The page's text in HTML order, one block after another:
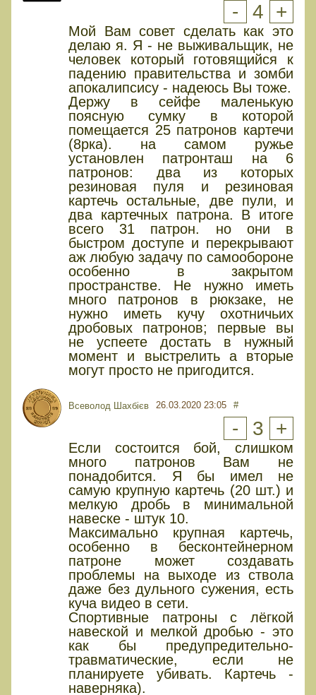
- 4 +
Мой Вам совет сделать как это
делаю я. Я - не выживальщик, не
человек который готовящийся к
падению правительства и зомби
апокалипсису - надеюсь Вы тоже.
Держу в сейфе маленькую
поясную сумку в которой
помещается 25 патронов картечи
(8рка). на самом ружье
установлен патронташ на 6
патронов: два из которых
резиновая пуля и резиновая
картечь остальные, две пули, и
два картечных патрона. В итоге
всего 31 патрон. но они в
быстром доступе и перекрывают
аж любую задачу по самообороне
особенно в закрытом
пространстве. Не нужно иметь
много патронов в рюкзаке, не
нужно иметь кучу охотничьих
дробовых патронов; первые вы
не успеете достать в нужный
момент и выстрелить а вторые
могут просто не пригодится.
Всеволод Шахбієв 26.03.2020 23:05 #
- 3 +
Если состоится бой, слишком
много патронов Вам не
понадобится. Я бы имел не
самую крупную картечь (20 шт.) и
мелкую дробь в минимальной
навеске - штук 10.
Максимально крупная картечь,
особенно в бесконтейнерном
патроне может создавать
проблемы на выходе из ствола
даже без дульного сужения, есть
куча видео в сети.
Спортивные патроны с лёгкой
навеской и мелкой дробью - это
как бы предупредительно-
травматические, если не
планируете убивать. Картечь -
наверняка).